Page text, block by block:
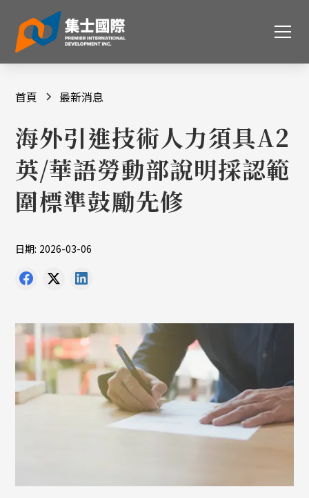
首頁 最新消息
海外引進技術人力須具A2
英/華語勞動部說明採認範
圍標準鼓勵先修
日期: 2026-03-06